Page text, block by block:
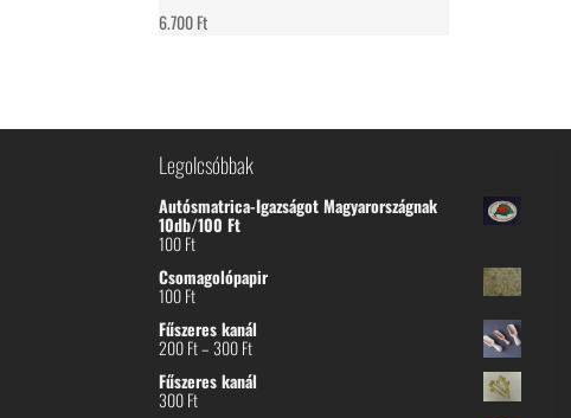
6.700Ft
Legolcsóbbak
Autósmatrica-Igazságot Magyarországnak
10db/100 Ft
100Ft
Csomagolópapir
100Ft
Fűszeres kanál
200Ft– 300FtÁrtartomány:
-
Fűszeres kanál
300Ft